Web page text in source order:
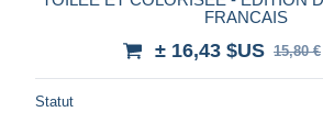
FRANCAIS
± 16,43 $US 15,80 €
Statut